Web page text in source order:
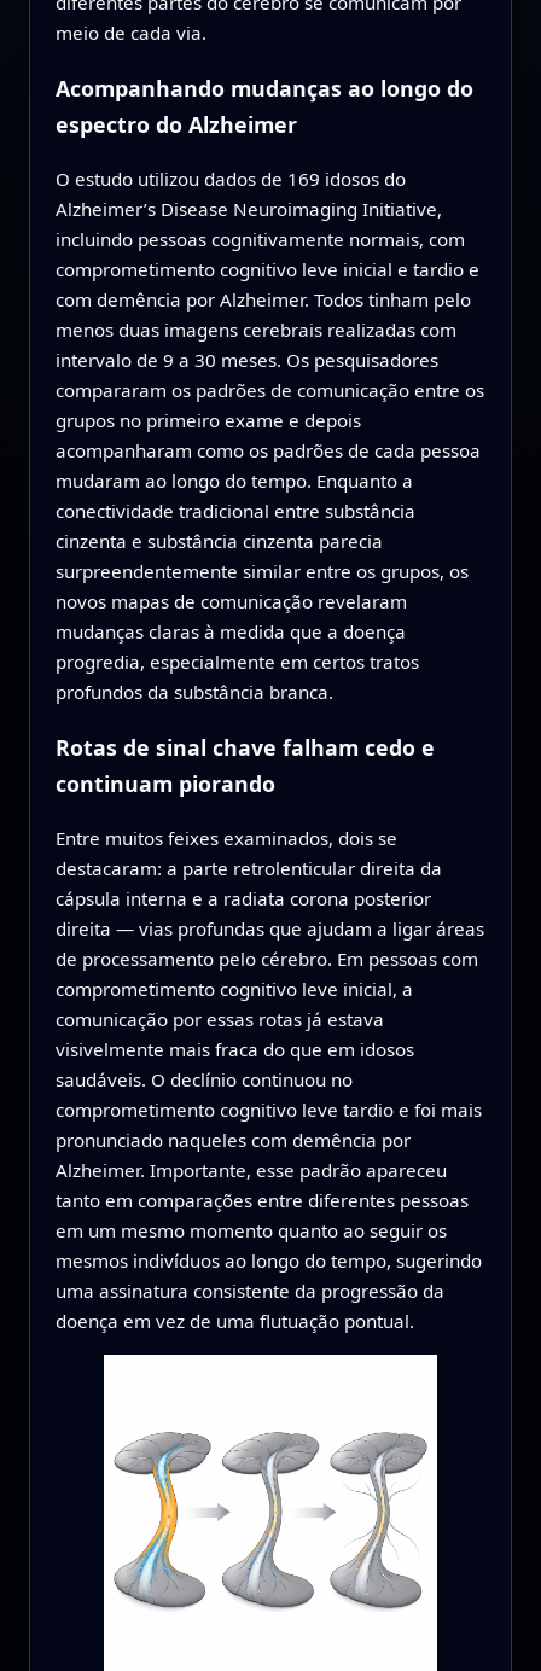
meio de cada via.
Acompanhando mudanças ao longo do
espectro do Alzheimer
O estudo utilizou dados de 169 idosos do
Alzheimer’s Disease Neuroimaging Initiative,
incluindo pessoas cognitivamente normais, com
comprometimento cognitivo leve inicial e tardio e
com demência por Alzheimer. Todos tinham pelo
menos duas imagens cerebrais realizadas com
intervalo de 9 a 30 meses. Os pesquisadores
compararam os padrões de comunicação entre os
grupos no primeiro exame e depois
acompanharam como os padrões de cada pessoa
mudaram ao longo do tempo. Enquanto a
conectividade tradicional entre substância
cinzenta e substância cinzenta parecia
surpreendentemente similar entre os grupos, os
novos mapas de comunicação revelaram
mudanças claras à medida que a doença
progredia, especialmente em certos tratos
profundos da substância branca.
Rotas de sinal chave falham cedo e
continuam piorando
Entre muitos feixes examinados, dois se
destacaram: a parte retrolenticular direita da
cápsula interna e a radiata corona posterior
direita — vias profundas que ajudam a ligar áreas
de processamento pelo cérebro. Em pessoas com
comprometimento cognitivo leve inicial, a
comunicação por essas rotas já estava
visivelmente mais fraca do que em idosos
saudáveis. O declínio continuou no
comprometimento cognitivo leve tardio e foi mais
pronunciado naqueles com demência por
Alzheimer. Importante, esse padrão apareceu
tanto em comparações entre diferentes pessoas
em um mesmo momento quanto ao seguir os
mesmos indivíduos ao longo do tempo, sugerindo
uma assinatura consistente da progressão da
doença em vez de uma flutuação pontual.